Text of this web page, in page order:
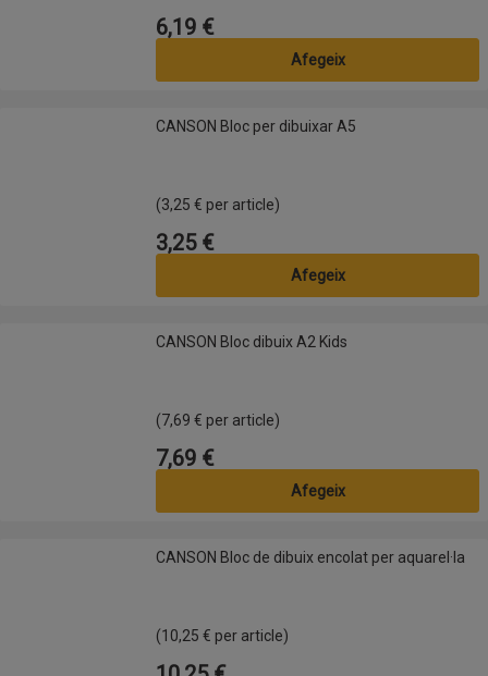
Preu
6,19 €
Afegeix
CANSON Bloc per dibuixar A5CANSON Bloc per dibuixar A5
(3,25 € per article)
Preu
3,25 €
Afegeix
CANSON Bloc dibuix A2 KidsCANSON Bloc dibuix A2 Kids
(7,69 € per article)
Preu
7,69 €
Afegeix
CANSON Bloc de dibuix encolat per aquarel·laCANSON Bloc de dibuix encolat per aquarel·la
(10,25 € per article)